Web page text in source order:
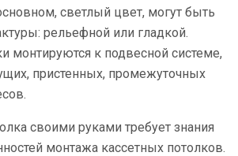
светлый цвет, могут быть
рельефной или гладкой.
монтируются к подвесной системе,
пристенных, промежуточных
своими руками требует знания
монтажа кассетных потолков.